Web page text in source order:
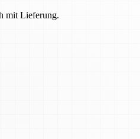
mit Lieferung.